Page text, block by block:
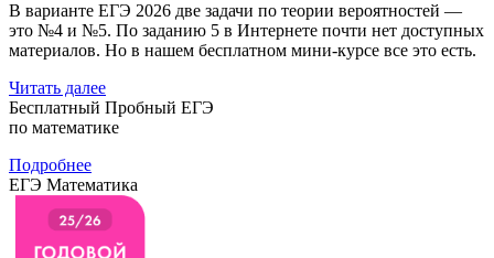
В варианте ЕГЭ 2026 две задачи по теории вероятностей —
это №4 и №5. По заданию 5 в Интернете почти нет доступных
материалов. Но в нашем бесплатном мини-курсе все это есть.
Читать далее
Бесплатный Пробный ЕГЭ
по математике
Подробнее
ЕГЭ Математика